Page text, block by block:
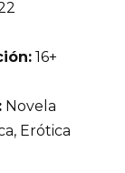
16+
Novela
Erótica